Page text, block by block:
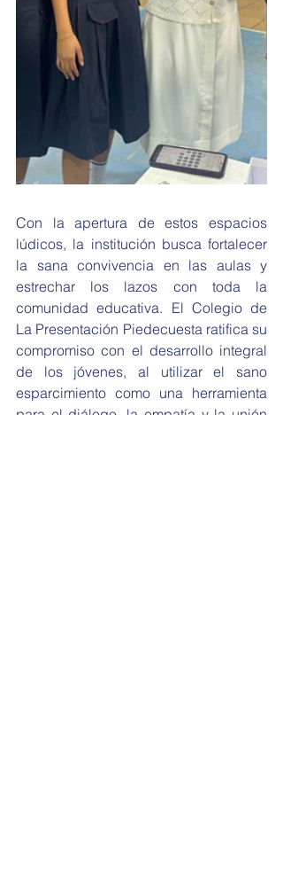
Con la apertura de estos espacios
lúdicos, la institución busca fortalecer
la sana convivencia en las aulas y
estrechar los lazos con toda la
comunidad educativa. El Colegio de
La Presentación Piedecuesta ratifica su
compromiso con el desarrollo integral
de los jóvenes, al utilizar el sano
esparcimiento como una herramienta
para el diálogo, la empatía y la unión